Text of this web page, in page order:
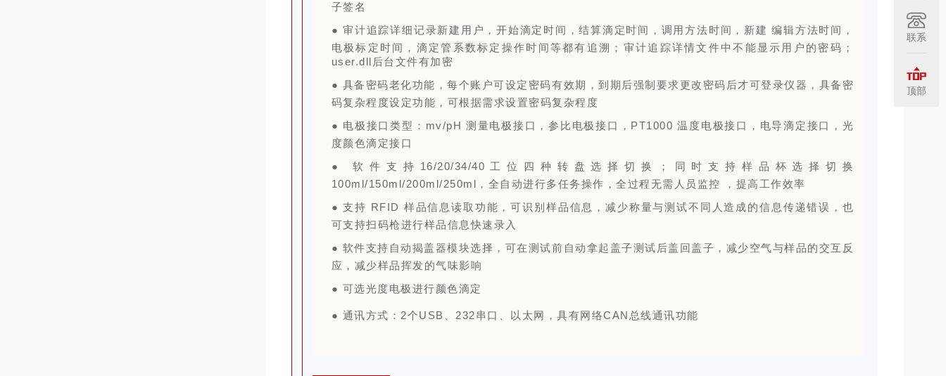
子签名
●审计追踪详细记录新建用户，开始滴定时间，结算滴定时间，调用方法时间，新建 编辑方法时间，
电极标定时间，滴定管系数标定操作时间等都有追溯；审计追踪详情文件中不能显示用户的密码；
user.dll后台文件有加密
● 具备密码老化功能，每个账户可设定密码有效期，到期后强制要求更改密码后才可登录仪器，具备密
码复杂程度设定功能，可根据需求设置密码复杂程度
● 电极接口类型：mv/pH 测量电极接口，参比电极接口，PT1000 温度电极接口，电导滴定接口，光
度颜色滴定接口
●软件支持16/20/34/40工位四种转盘选择切换；同时支持样品杯选择切换
100ml/150ml/200ml/250ml，全自动进行多任务操作，全过程无需人员监控 ，提高工作效率
●支持 RFID 样品信息读取功能，可识别样品信息，减少称量与测试不同人造成的信息传递错误，也
可支持扫码枪进行样品信息快速录入
● 软件支持自动揭盖器模块选择，可在测试前自动拿起盖子测试后盖回盖子，减少空气与样品的交互反
应，减少样品挥发的气味影响
● 可选光度电极进行颜色滴定
● 通讯方式：2个USB、232串口、以太网，具有网络CAN总线通讯功能
联系
顶部